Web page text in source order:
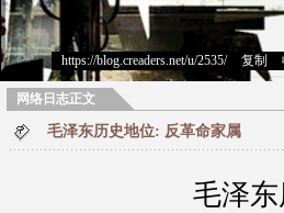
https://blog.creaders.net/u/2535/> 复制
网络日志正文
毛泽东历史地位: 反革命家属
毛泽